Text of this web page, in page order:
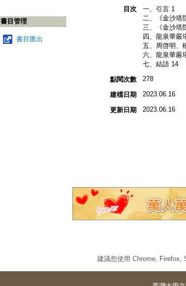
書目管理
書目匯出
目次
一、引言 1
二、《金沙塔
三、《金沙塔
四、龍泉華
五、周啓明、
六、龍泉華嚴
七、結語 14
點閱次數
278
建檔日期 2023.06.16
更新日期 2023.06.16
建議您使用 Chrome, Firefox,